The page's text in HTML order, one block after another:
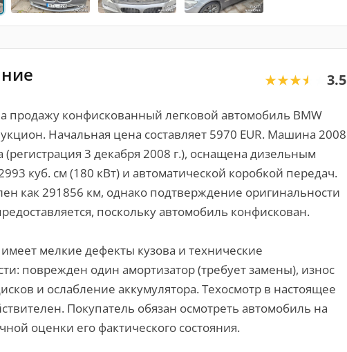
★★★★★
★★★★★ 3.5
продажу конфискованный легковой автомобиль BMW
Начальная цена составляет 5970 EUR. Машина 2008
(регистрация 3 декабря 2008 г.), оснащена дизельным
куб. см (180 кВт) и автоматической коробкой передач.
как 291856 км, однако подтверждение оригинальности
поскольку автомобиль конфискован.
мелкие дефекты кузова и технические
поврежден один амортизатор (требует замены), износ
и ослабление аккумулятора. Техосмотр в настоящее
Покупатель обязан осмотреть автомобиль на
оценки его фактического состояния.